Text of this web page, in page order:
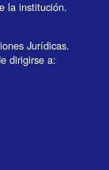
la institución.
Jurídicas.
dirigirse a: